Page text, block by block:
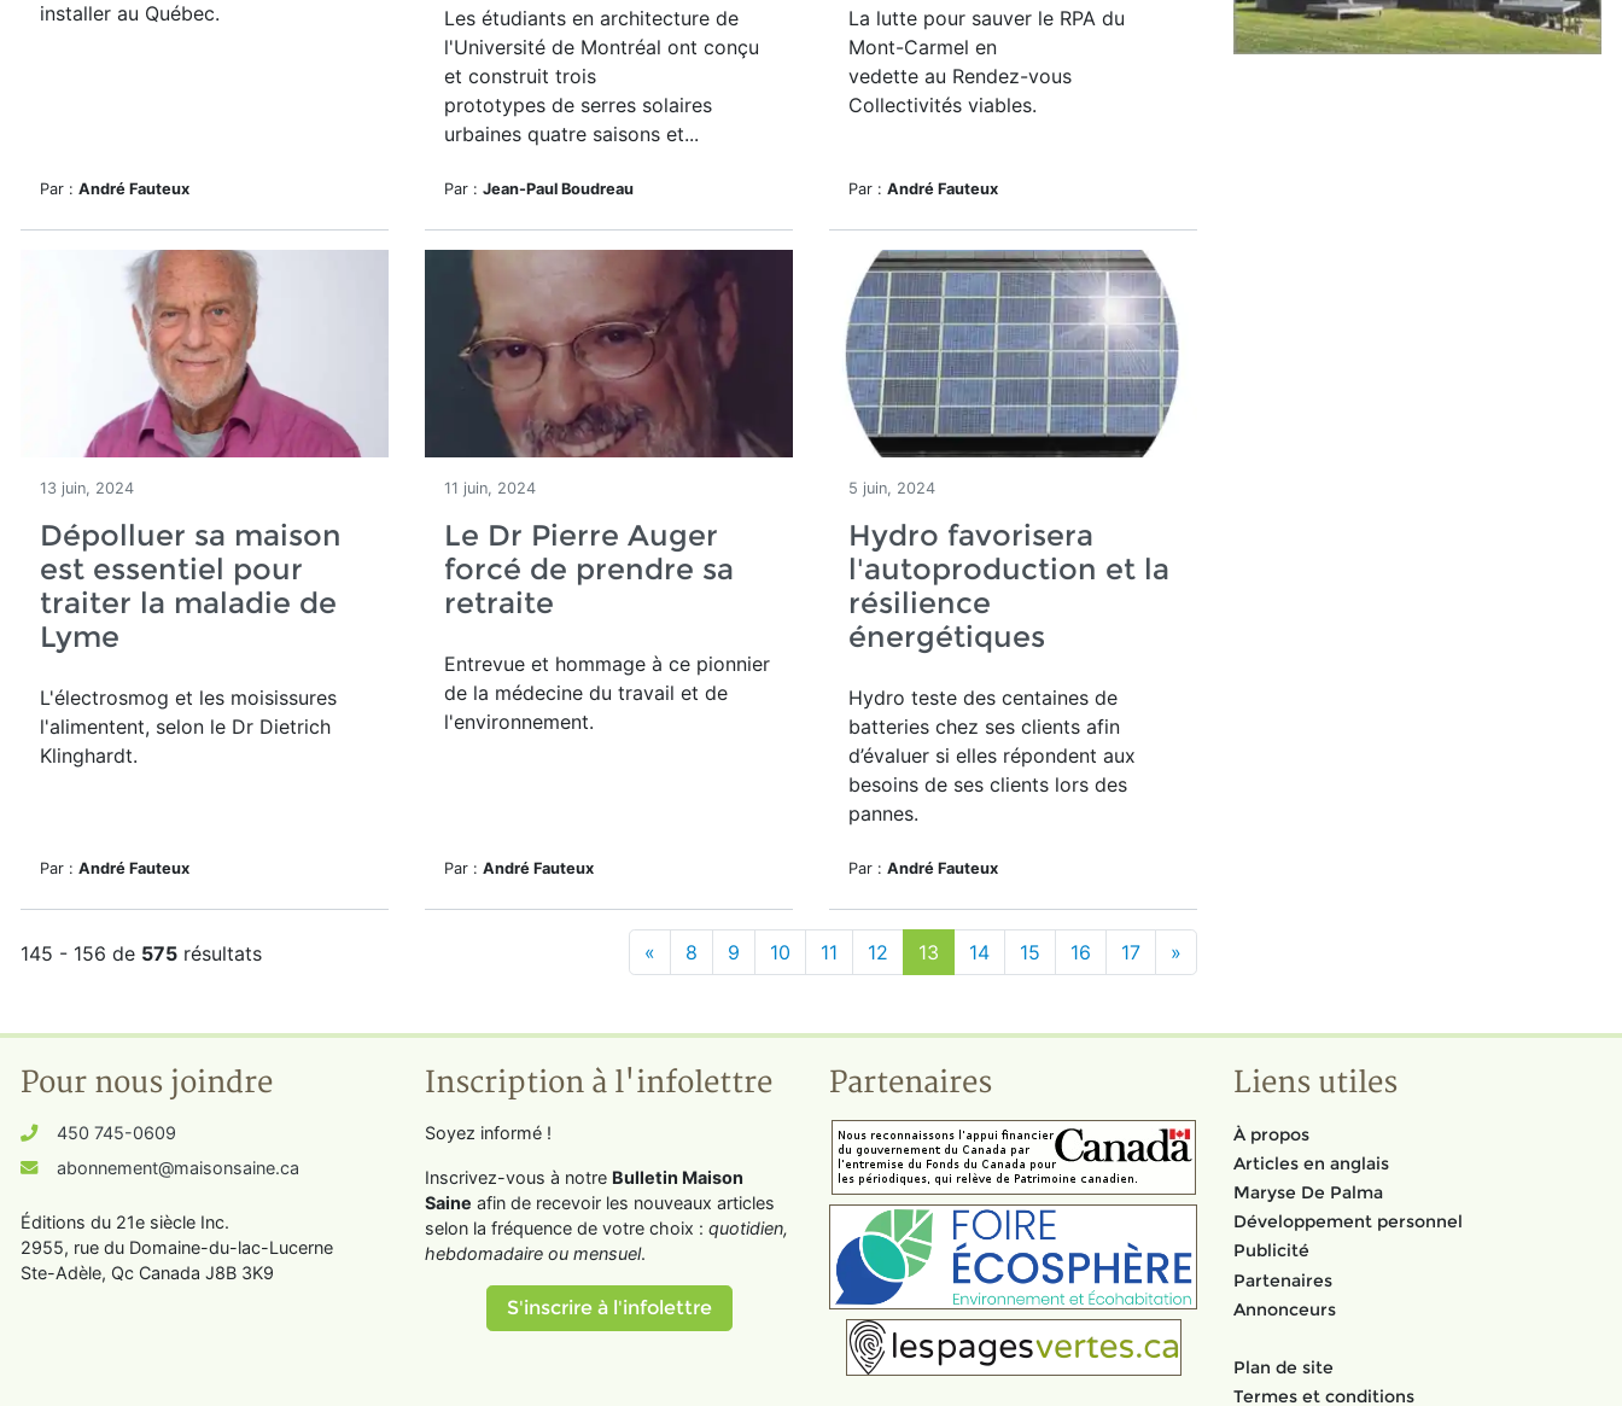
installer au Québec.
Par : André Fauteux
Les étudiants en architecture de
l'Université de Montréal ont conçu
et construit trois
prototypes de serres solaires
urbaines quatre saisons et...
Par : Jean-Paul Boudreau
La lutte pour sauver le RPA du
Mont-Carmel en
vedette au Rendez-vous
Collectivités viables.
Par : André Fauteux
13 juin, 2024
Dépolluer sa maison
est essentiel pour
traiter la maladie de
Lyme
L'électrosmog et les moisissures
l'alimentent, selon le Dr Dietrich
Klinghardt.
Par : André Fauteux
11 juin, 2024
Le Dr Pierre Auger
forcé de prendre sa
retraite
Entrevue et hommage à ce pionnier
de la médecine du travail et de
l'environnement.
Par : André Fauteux
5 juin, 2024
Hydro favorisera
l'autoproduction et la
résilience
énergétiques
Hydro teste des centaines de
batteries chez ses clients afin
d’évaluer si elles répondent aux
besoins de ses clients lors des
pannes.
Par : André Fauteux
145 - 156 de 575 résultats « 8 9 10 11 12 13 14 15 16 17 »
Pour nous joindre
450 745-0609
abonnement@maisonsaine.ca
Éditions du 21e siècle Inc.
2955, rue du Domaine-du-lac-Lucerne
Ste-Adèle, Qc Canada J8B 3K9
Inscription à l'infolettre
Soyez informé !
Inscrivez-vous à notre Bulletin Maison
Saine afin de recevoir les nouveaux articles
selon la fréquence de votre choix : quotidien,
hebdomadaire ou mensuel.
S'inscrire à l'infolettre
Partenaires Liens utiles
À propos
Articles en anglais
Maryse De Palma
Développement personnel
Publicité
Partenaires
Annonceurs
Plan de site
Termes et conditions